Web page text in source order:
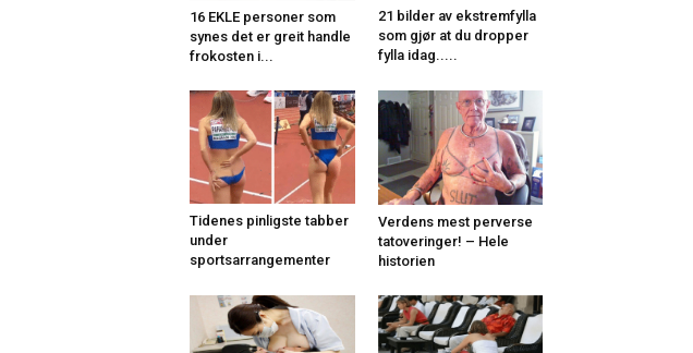
16 EKLE personer som
synes det er greit handle
frokosten i...
21 bilder av ekstremfylla
som gjør at du dropper
fylla idag.....
Tidenes pinligste tabber
under
sportsarrangementer
Verdens mest perverse
tatoveringer! – Hele
historien